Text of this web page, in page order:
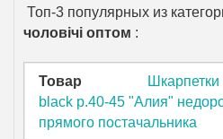
Топ-3 популярных из
чоловічі оптом :
Товар
Шкарпетки
black р.40-45 "Алия"
прямого постачальника